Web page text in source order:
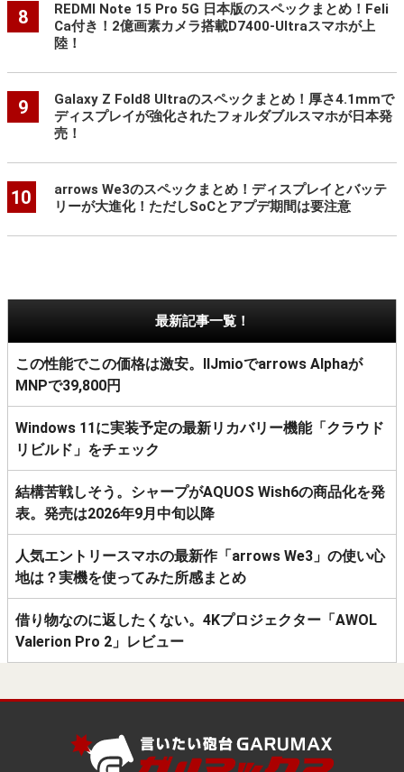
8
REDMI Note 15 Pro 5G 日本版のスペックまとめ！Feli
Ca付き！2億画素カメラ搭載D7400-Ultraスマホが上
陸！
9
Galaxy Z Fold8 Ultraのスペックまとめ！厚さ4.1mmで
ディスプレイが強化されたフォルダブルスマホが日本発
売！
10
arrows We3のスペックまとめ！ディスプレイとバッテ
リーが大進化！ただしSoCとアプデ期間は要注意
最新記事一覧！
この性能でこの価格は激安。IIJmioでarrows Alphaが
MNPで39,800円
Windows 11に実装予定の最新リカバリー機能「クラウド
リビルド」をチェック
結構苦戦しそう。シャープがAQUOS Wish6の商品化を発
表。発売は2026年9月中旬以降
人気エントリースマホの最新作「arrows We3」の使い心
地は？実機を使ってみた所感まとめ
借り物なのに返したくない。4Kプロジェクター「AWOL
Valerion Pro 2」レビュー